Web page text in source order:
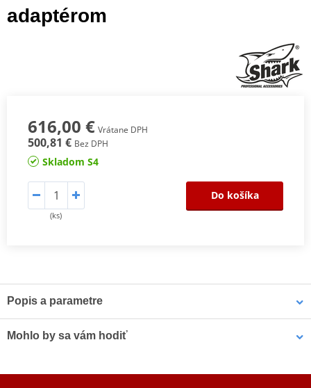
adaptérom
616,00 € Vrátane DPH
500,81 € Bez DPH
Skladom S4
(ks)
Do košíka
Popis a parametre
adaptérom
sypkých materiálov ako je štrk, piesok, uhlie, mulč atď. Pre všetky
Mohlo by sa vám hodiť